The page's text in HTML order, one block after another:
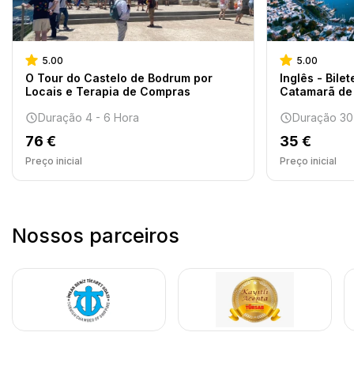
5.00
O Tour do Castelo de Bodrum por
Locais e Terapia de Compras
Duração 4 - 6 Hora
76 €
Preço inicial
5.00
Inglês -
Catamarã
Duração
35 €
Preço inicial
Nossos parceiros